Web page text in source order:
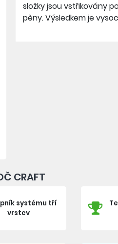
složky jsou vstřikovány
pěny. Výsledkem je
CRAFT
systému tří
vrstev